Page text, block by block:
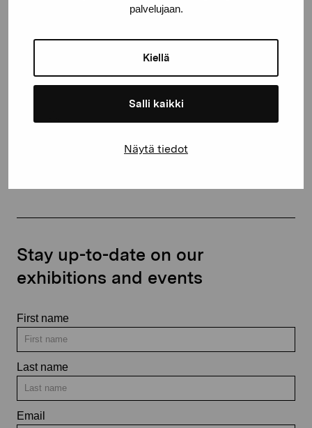
palvelujaan.
Kiellä
Salli kaikki
Näytä tiedot
10600 Ekenäs
+358 (0)50 371 6339
Stay up-to-date on our
exhibitions and events
First name
Last name
Email